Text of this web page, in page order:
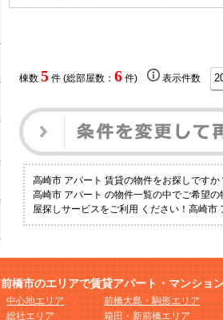
棟数 5件 (総部屋数： 6件) 表示件数
高崎市 アパート 賃貸の物件をお探しです
高崎市 アパート の物件一覧の中でご希望
屋探しサービスをご利用 ください！高崎市
前橋市のエリアで賃貸アパート・マンショ
中心地エリア
総社エリア
前橋大島・駒形エリア
箱田・新前橋エリア